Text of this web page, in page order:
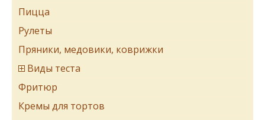
Пицца
Рулеты
Пряники, медовики, коврижки
Виды теста
Фритюр
Кремы для тортов